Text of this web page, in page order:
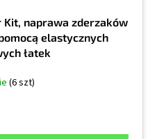
naprawa zderzaków
elastycznych
łatek
(6 szt)